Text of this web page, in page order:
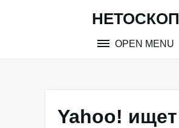
НЕТОСКОП
OPEN MENU
Yahoo! ищет